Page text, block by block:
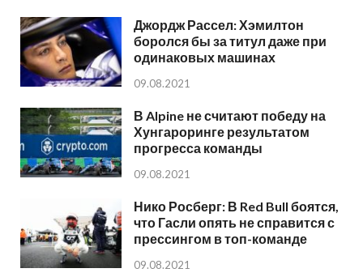
Джордж Рассел: Хэмилтон
боролся бы за титул даже при
одинаковых машинах
09.08.2021
В Alpine не считают победу на
Хунгароринге результатом
прогресса команды
09.08.2021
Нико Росберг: В Red Bull боятся,
что Гасли опять не справится с
прессингом в топ-команде
09.08.2021